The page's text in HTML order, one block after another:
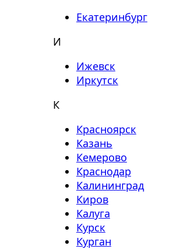
Екатеринбург
И
Ижевск
Иркутск
К
Красноярск
Казань
Кемерово
Краснодар
Калининград
Киров
Калуга
Курск
Курган